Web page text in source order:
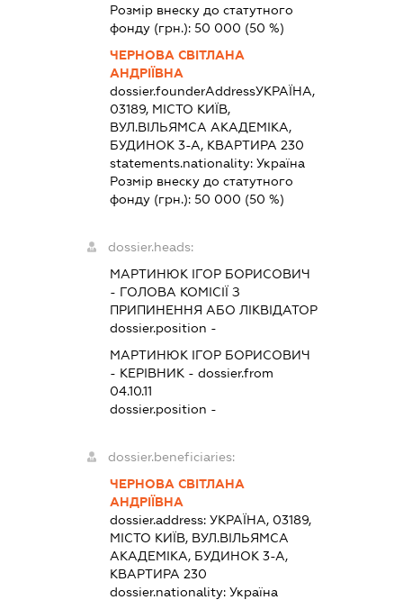
Розмір внеску до статутного
фонду (грн.): 50 000 (50 %)
ЧЕРНОВА СВІТЛАНА
АНДРІЇВНА
dossier.founderAddressУКРАЇНА,
03189, МІСТО КИЇВ,
ВУЛ.ВІЛЬЯМСА АКАДЕМІКА,
БУДИНОК 3-А, КВАРТИРА 230
statements.nationality: Україна
Розмір внеску до статутного
фонду (грн.): 50 000 (50 %)
dossier.heads:
МАРТИНЮК ІГОР БОРИСОВИЧ
- ГОЛОВА КОМІСІЇ З
ПРИПИНЕННЯ АБО ЛІКВІДАТОР
dossier.position -
МАРТИНЮК ІГОР БОРИСОВИЧ
- КЕРІВНИК - dossier.from
04.10.11
dossier.position -
dossier.beneficiaries:
ЧЕРНОВА СВІТЛАНА
АНДРІЇВНА
dossier.address: УКРАЇНА, 03189,
МІСТО КИЇВ, ВУЛ.ВІЛЬЯМСА
АКАДЕМІКА, БУДИНОК 3-А,
КВАРТИРА 230
dossier.nationality: Україна